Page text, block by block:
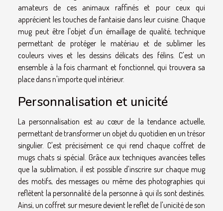
amateurs de ces animaux raffinés et pour ceux qui
apprécient les touches de fantaisie dans leur cuisine. Chaque
mug peut être l'objet d'un émaillage de qualité, technique
permettant de protéger le matériau et de sublimer les
couleurs vives et les dessins délicats des félins. C'est un
ensemble à la fois charmant et fonctionnel, qui trouvera sa
place dans n'importe quel intérieur.
Personnalisation et unicité
La personnalisation est au cœur de la tendance actuelle,
permettant de transformer un objet du quotidien en un trésor
singulier. C'est précisément ce qui rend chaque coffret de
mugs chats si spécial. Grâce aux techniques avancées telles
que la sublimation, il est possible d'inscrire sur chaque mug
des motifs, des messages ou même des photographies qui
reflètent la personnalité de la personne à qui ils sont destinés.
Ainsi, un coffret sur mesure devient le reflet de l'unicité de son